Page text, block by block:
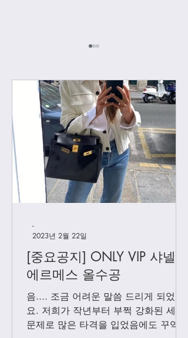
[우버급 디올] 새들백
[중요공지] ONLY VIP 샤넬 +
에르메스 올수공
음.... 조금 어려운 말씀 드리게 되었어
요. 저희가 작년부터 부쩍 강화된 세관
문제로 많은 타격을 입었음에도 꾸역꾸
-
2023년 2월 22일